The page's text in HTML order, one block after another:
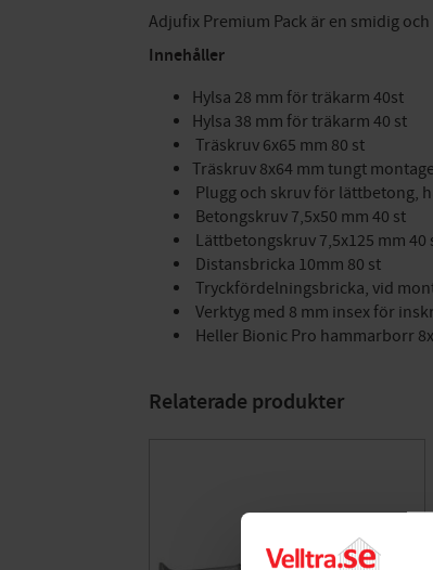
Adjufix Premium Pack är en smidig
Innehåller
Hylsa 28 mm för träkarm 40st
Hylsa 38 mm för träkarm 40 st
Träskruv 6x65 mm 80 st
Träskruv 8x64 mm tungt
Plugg och skruv för lättbetong,
Betongskruv 7,5x50 mm 40 st
Lättbetongskruv 7,5x125 mm 40
Distansbricka 10mm 80 st
Tryckfördelningsbricka, vid
Verktyg med 8 mm insex för
Heller Bionic Pro hammarborr
Relaterade produkter